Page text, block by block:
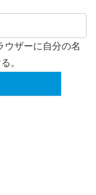
ウザーに自分の名
。